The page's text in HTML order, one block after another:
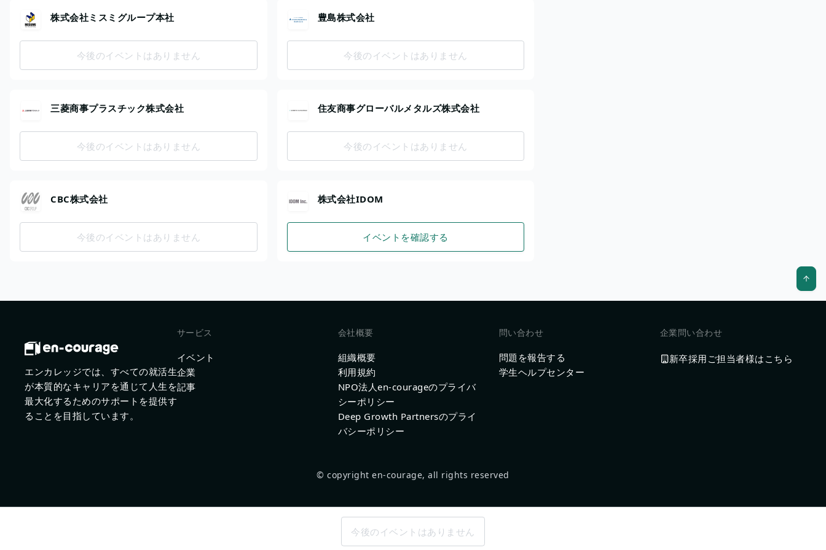
株式会社ミスミグループ本社
今後のイベントはありません
豊島株式会社
今後のイベントはありません
三菱商事プラスチック株式会社
今後のイベントはありません
住友商事グローバルメタルズ株式会社
今後のイベントはありません
CBC株式会社
今後のイベントはありません
株式会社IDOM
イベントを確認する
エンカレッジでは、すべての就活生
が本質的なキャリアを通じて人生を
最大化するためのサポートを提供す
ることを目指しています。
サービス
イベント
企業
記事
会社概要
組織概要
利用規約
NPO法人en-courageのプライバ
シーポリシー
Deep Growth Partnersのプライ
バシーポリシー
問い合わせ
問題を報告する
学生ヘルプセンター
企業問い合わせ
新卒採用ご担当者様はこちら
© copyright en-courage, all rights reserved
今後のイベントはありません